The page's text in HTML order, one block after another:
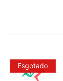
Esgotado